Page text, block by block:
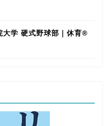
大学 硬式野球部｜休育®